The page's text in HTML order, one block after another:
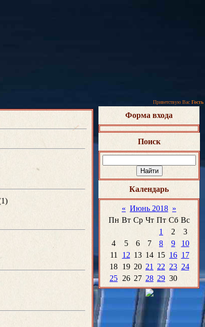
Приветствую Вас Гость
Форма входа
Поиск
Календарь
« Июнь 2018 »
Пн Вт Ср Чт Пт Сб Вс
1
2
3
4
5 6 7 8 9
10
11
12 13 14 15 16 17
18 19 20 21 22 23 24
25 26 27 28 29 30